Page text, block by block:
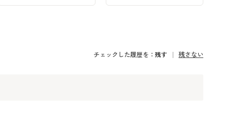
チェックした履歴を： 残す 残さない